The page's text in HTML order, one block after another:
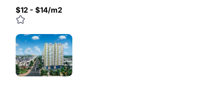
$12 - $14/m2